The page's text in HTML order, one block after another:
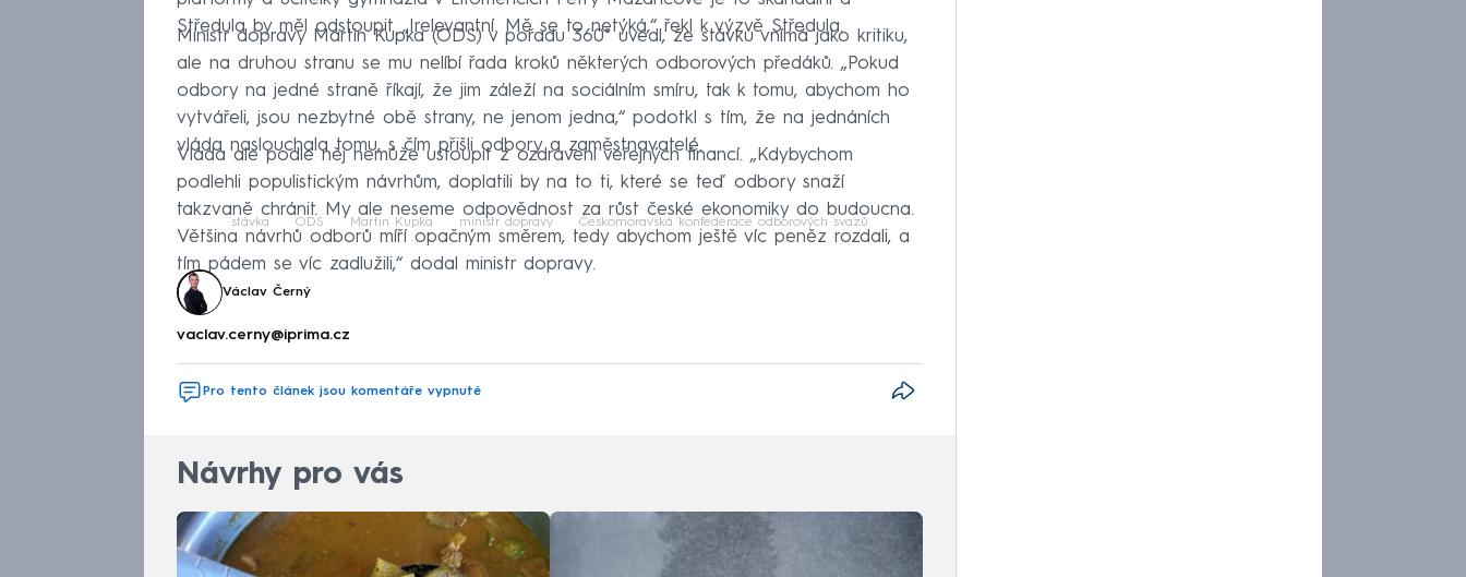
Středula by měl odstoupit. „Irelevantní. Mě se to netýká,“ řekl k výzvě Středula.
Ministr dopravy Martin Kupka (ODS) v pořadu 360° uvedl, že stávku vnímá jako kritiku,
ale na druhou stranu se mu nelíbí řada kroků některých odborových předáků. „Pokud
odbory na jedné straně říkají, že jim záleží na sociálním smíru, tak k tomu, abychom ho
vytvářeli, jsou nezbytné obě strany, ne jenom jedna,“ podotkl s tím, že na jednáních
vláda naslouchala tomu, s čím přišli odbory a zaměstnavatelé.
Vláda ale podle něj nemůže ustoupit z ozdravení veřejných financí. „Kdybychom
podlehli populistickým návrhům, doplatili by na to ti, které se teď odbory snaží
takzvaně chránit. My ale neseme odpovědnost za růst české ekonomiky do budoucna.
Většina návrhů odborů míří opačným směrem, tedy abychom ještě víc peněz rozdali, a
tím pádem se víc zadlužili,“ dodal ministr dopravy.
stávka ODS Martin Kupka ministr dopravy Českomoravská konfederace odborových svazů
Václav Černý
vaclav.cerny@iprima.cz
Pro tento článek jsou komentáře vypnuté
Návrhy pro vás